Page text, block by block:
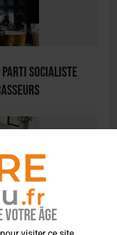
votre âge
Parti socialiste
révélations de